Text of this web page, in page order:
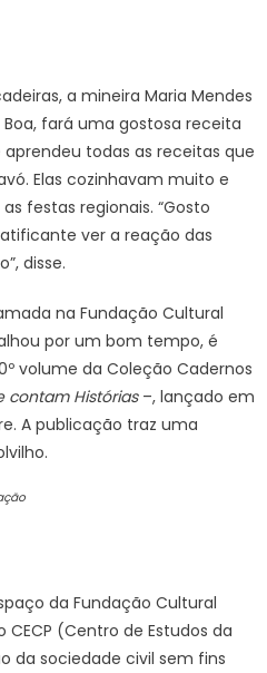
a mineira Maria Mendes
fará uma gostosa receita
todas as receitas que
Elas cozinhavam muito e
festas regionais. “Gosto
ver a reação das
disse.
na Fundação Cultural
por um bom tempo, é
volume da Coleção Cadernos
contam Histórias–, lançado em
A publicação traz uma
da Fundação Cultural
CECP (Centro de Estudos da
da sociedade civil sem fins